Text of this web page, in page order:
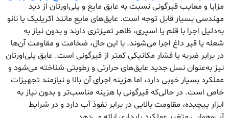
مزایا و معایب قیرگونی نسبت به عایق مایع و پلی‌اورتان از دید
مهندسی بسیار قابل توجه است. عایق‌های مایع مانند اکریلیک یا نانو
به‌دلیل اجرا با قلم یا اسپری، ظاهر تمیزتری دارند و بدون نیاز به
شعله یا قیر داغ اجرا می‌شوند. با این حال، ضخامت و مقاومت آن‌ها
در برابر ضربه یا فشار مکانیکی کمتر از قیرگونی است. عایق پلی‌اورتان
نیز به‌عنوان نسل جدید عایق‌های حرارتی و رطوبتی شناخته می‌شود و
عملکرد بسیار خوبی دارد، اما هزینه اجرای آن بالا و نیازمند تجهیزات
خاص است. در حالی‌که قیرگونی با هزینه مناسب‌تر و بدون نیاز به
ابزار پیچیده، مقاومت بالایی در برابر نفوذ آب دارد و در شرایط